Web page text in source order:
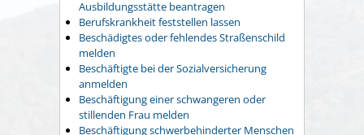
Ausbildungsstätte beantragen
Berufskrankheit feststellen lassen
Beschädigtes oder fehlendes Straßenschild
melden
Beschäftigte bei der Sozialversicherung
anmelden
Beschäftigung einer schwangeren oder
stillenden Frau melden
Beschäftigung schwerbehinderter Menschen